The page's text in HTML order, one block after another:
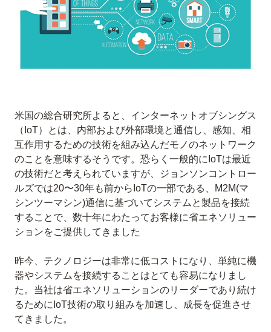
米国の総合研究所よると、インターネットオブシングス
（IoT）とは、内部および外部環境と通信し、感知、相
互作用するための技術を組み込んだモノのネットワーク
のことを意味するそうです。恐らく一般的にIoTは最近
の技術だと考えられていますが、ジョンソンコントロー
ルズでは20〜30年も前からIoTの一部である、M2M(マ
シンツーマシン)通信に基づいてシステムと製品を接続
することで、数十年にわたってお客様に省エネソリュー
ションをご提供してきました
昨今、テクノロジーは非常に低コストになり、単純に機
器やシステムを接続することはとても容易になりまし
た。当社は省エネソリューションのリーダーであり続け
るためにIoT技術の取り組みを加速し、成長を促進させ
てきました。